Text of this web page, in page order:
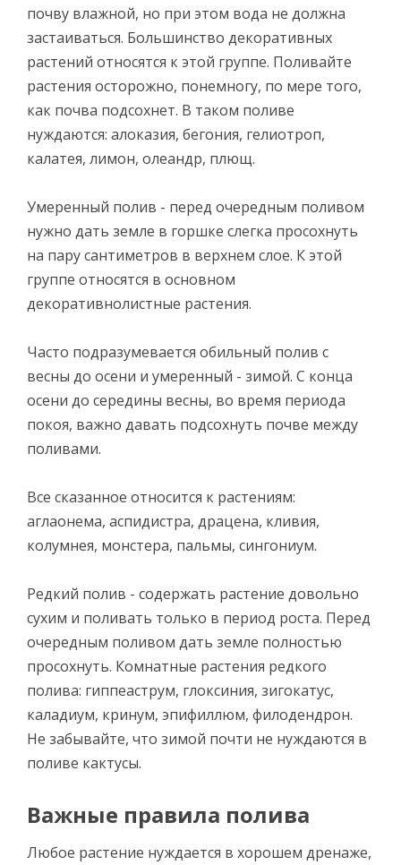
почву влажной, но при этом вода не должна
застаиваться. Большинство декоративных
растений относятся к этой группе. Поливайте
растения осторожно, понемногу, по мере того,
как почва подсохнет. В таком поливе
нуждаются: алоказия, бегония, гелиотроп,
калатея, лимон, олеандр, плющ.
Умеренный полив - перед очередным поливом
нужно дать земле в горшке слегка просохнуть
на пару сантиметров в верхнем слое. К этой
группе относятся в основном
декоративнолистные растения.
Часто подразумевается обильный полив с
весны до осени и умеренный - зимой. С конца
осени до середины весны, во время периода
покоя, важно давать подсохнуть почве между
поливами.
Все сказанное относится к растениям:
аглаонема, аспидистра, драцена, кливия,
колумнея, монстера, пальмы, сингониум.
Редкий полив - содержать растение довольно
сухим и поливать только в период роста. Перед
очередным поливом дать земле полностью
просохнуть. Комнатные растения редкого
полива: гиппеаструм, глоксиния, зигокатус,
каладиум, кринум, эпифиллюм, филодендрон.
Не забывайте, что зимой почти не нуждаются в
поливе кактусы.
Важные правила полива
Любое растение нуждается в хорошем дренаже,